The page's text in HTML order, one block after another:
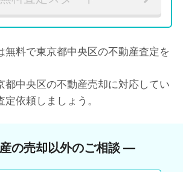
無料で東京都中央区の不動産査定を
都中央区の不動産売却に対応してい
依頼しましょう。
の売却以外のご相談 ―